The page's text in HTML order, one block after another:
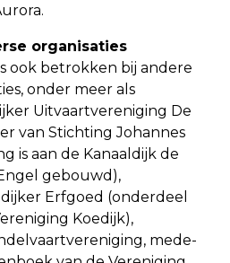
organisaties
ook betrokken bij andere
onder meer als
Uitvaartvereniging De
van Stichting Johannes
is aan de Kanaaldijk de
gebouwd),
Erfgoed (onderdeel
Koedijk),
mede-